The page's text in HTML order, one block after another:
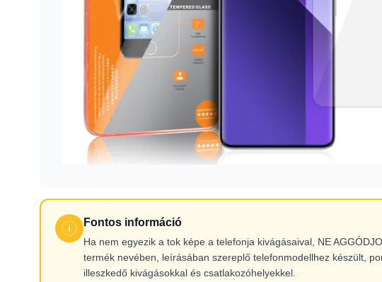
Fontos információ
Ha nem egyezik a tok képe a telefonja kivágásaival, NE
termék nevében, leírásában szereplő telefonmodellhez készült,
illeszkedő kivágásokkal és csatlakozóhelyekkel.